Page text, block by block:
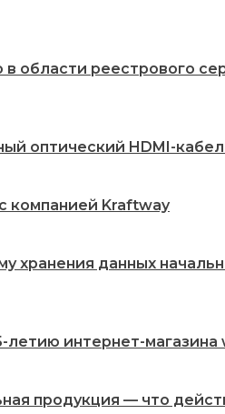
в области реестрового
оптический HDMI-
компанией Kraftway
хранения данных
интернет-магазина
продукция — что